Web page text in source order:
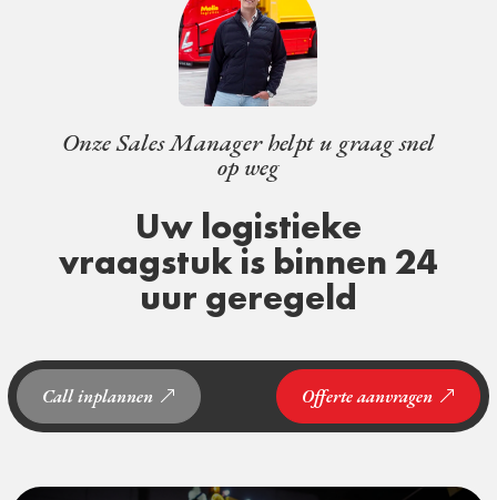
Onze Sales Manager helpt u graag snel
op weg
Uw logistieke
vraagstuk is binnen 24
uur geregeld
Call inplannen Offerte aanvragen